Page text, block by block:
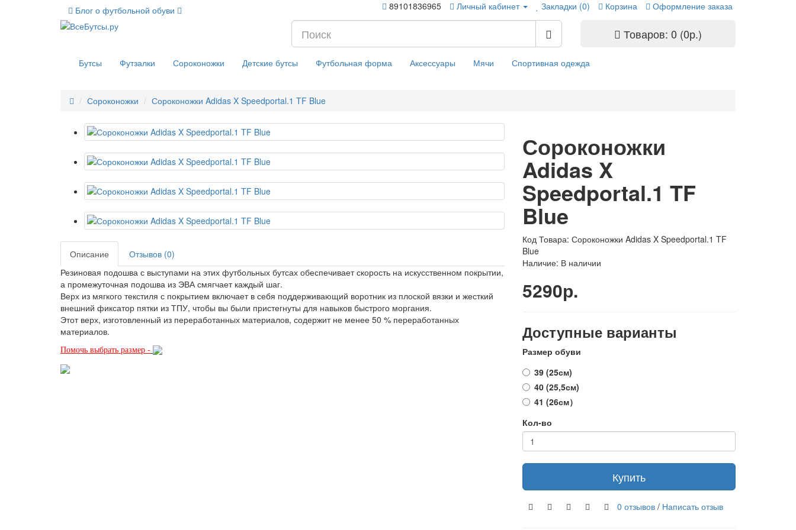
Блог о футбольной обуви 89101836965 Личный кабинет Закладки (0) Корзина Оформление заказа
Товаров: 0 (0р.)
Бутсы Футзалки Сороконожки Детские бутсы Футбольная форма Аксессуары Мячи Спортивная одежда
Сороконожки Сороконожки Adidas X Speedportal.1 TF Blue
Описание
Отзывов (0)
Резиновая подошва с выступами на этих футбольных бутсах обеспечивает скорость на искусственном покрытии,
а промежуточная подошва из ЭВА смягчает каждый шаг.
Верх из мягкого текстиля с покрытием включает в себя поддерживающий воротник из плоской вязки и жесткий
внешний фиксатор пятки из ТПУ, чтобы вы были пристегнуты для навыков быстрого моргания.
Этот верх, изготовленный из переработанных материалов, содержит не менее 50 % переработанных
материалов.
Помочь выбрать размер -
Сороконожки
Adidas X
Speedportal.1 TF
Blue
Код Товара: Сороконожки Adidas X Speedportal.1 TF
Blue
Наличие: В наличии
5290р.
Доступные варианты
Размер обуви
39 (25см)
40 (25,5см)
41 (26см）
Кол-во
Купить
0 отзывов / Написать отзыв